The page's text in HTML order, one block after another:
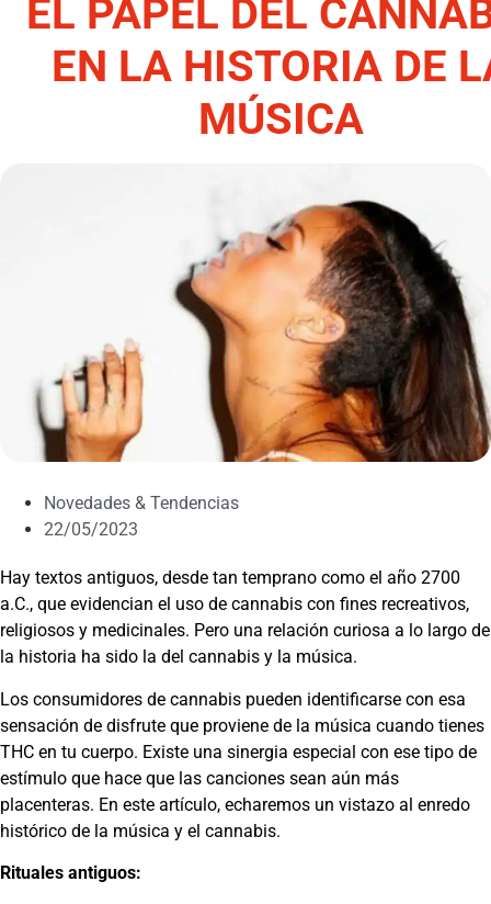
EL PAPEL DEL
EN LA HISTORIA DE
MÚSICA
Novedades & Tendencias
22/05/2023
Hay textos antiguos, desde tan temprano como el año 2700
a.C., que evidencian el uso de cannabis con fines recreativos,
religiosos y medicinales. Pero una relación curiosa a lo largo de
la historia ha sido la del cannabis y la música.
Los consumidores de cannabis pueden identificarse con esa
sensación de disfrute que proviene de la música cuando tienes
THC en tu cuerpo. Existe una sinergia especial con ese tipo de
estímulo que hace que las canciones sean aún más
placenteras. En este artículo, echaremos un vistazo al enredo
histórico de la música y el cannabis.
Rituales antiguos: